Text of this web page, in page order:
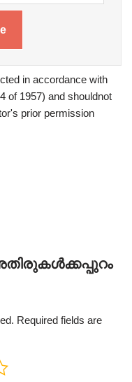
in accordance with
of 1957) and shouldnot
prior permission
Required fields are